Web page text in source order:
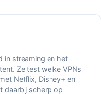
in streaming en het
Ze test welke VPNs
Netflix, Disney+ en
daarbij scherp op